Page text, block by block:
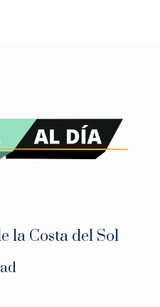
la Costa del Sol